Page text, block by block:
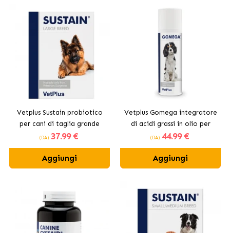
Vetplus Sustain probiotico
per cani di taglia grande
(DA) 37.99 €
Aggiungi
Vetplus Gomega integratore
di acidi grassi in olio per
cani
(DA) 44.99 €
Aggiungi